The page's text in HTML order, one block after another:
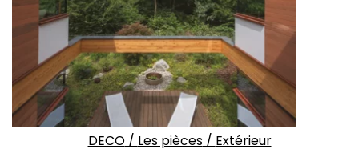
DECO/ Les pièces/ Extérieur